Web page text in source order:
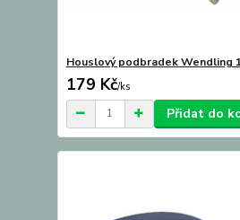
Houslový podbradek Wendling
179 Kč/ks
Přidat do